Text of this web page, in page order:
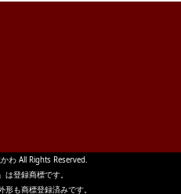
わ All Rights Reserved.
は登録商標です。
も商標登録済みです。